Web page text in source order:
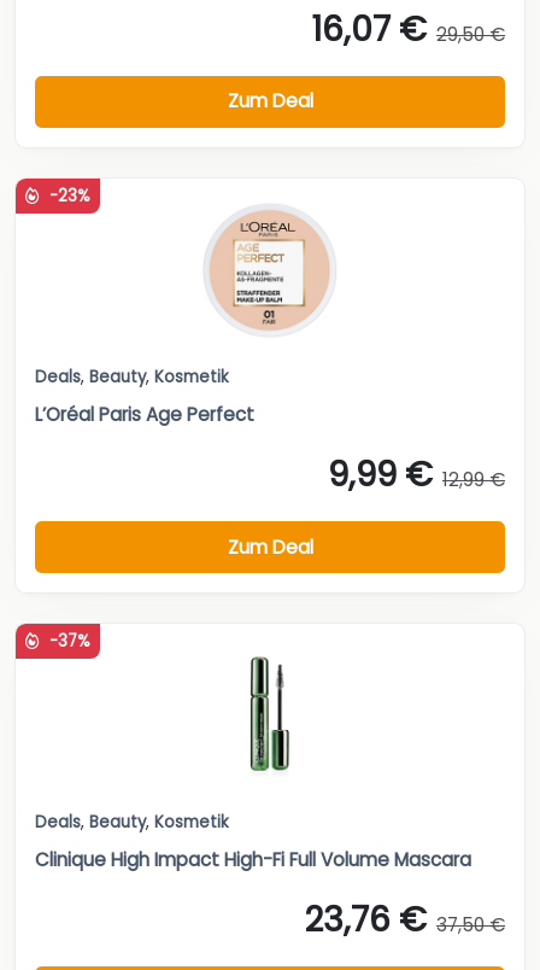
16,07 € 29,50 €
Zum Deal
-23%
Deals, Beauty, Kosmetik
L’Oréal Paris Age Perfect
9,99 € 12,99 €
Zum Deal
-37%
Deals, Beauty, Kosmetik
Clinique High Impact High-Fi Full Volume Mascara
23,76 € 37,50 €